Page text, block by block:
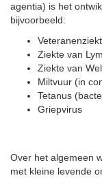
agentia) is het
bijvoorbeeld:
Ziekte van
Ziekte van
Miltvuur (in
Tetanus
Griepvirus
Over het algemeen
met kleine levende